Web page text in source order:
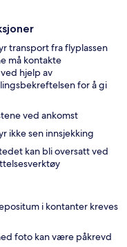
transport fra flyplassen
må kontakte
hjelp av
for å gi
ved ankomst
ikke sen innsjekking
kan bli oversatt ved
i kontanter kreves
foto kan være påkrevd